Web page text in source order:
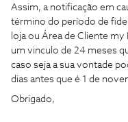
Assim, a notificação em
término do período de
loja ou Área de Cliente
um vinculo de 24 meses
caso seja a sua vontade
dias antes que é 1 de
Obrigado,